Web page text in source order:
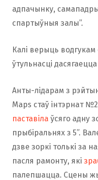
адпачынку,
спартыўныя залы”.
Калі верыць водгукам
ўтульнасці
Анты-лідарам з
Maps стаў інтэрнат
паставіла ўсяго адну
прыбіральнях з 5”.
дзве зоркі толькі за
пасля рамонту, які
палепшацца. Сцены